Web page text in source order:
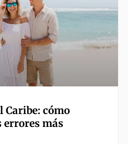
Caribe: cómo
más